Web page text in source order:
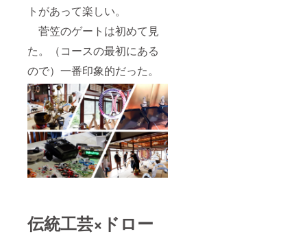
トがあって楽しい。
菅笠のゲートは初めて見
た。（コースの最初にある
ので）一番印象的だった。
伝統工芸×ドロー